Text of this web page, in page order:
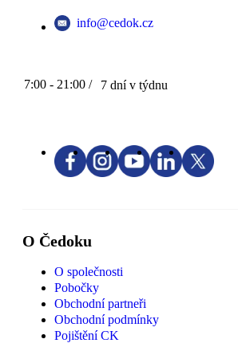
info@cedok.cz
7:00 - 21:00 / 7 dní v týdnu
O Čedoku
O společnosti
Pobočky
Obchodní partneři
Obchodní podmínky
Pojištění CK